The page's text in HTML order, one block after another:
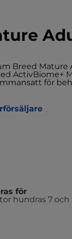
Breed
ActivBiome+
för
för
hundras 7 och